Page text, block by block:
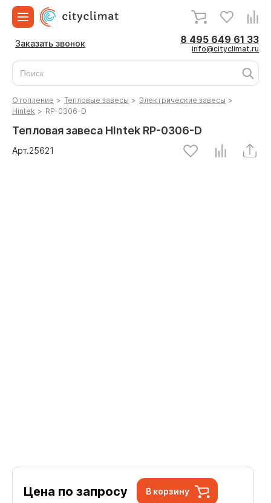
Заказать звонок 8 495 649 61 33
info@cityclimat.ru
Отопление > Тепловые завесы > Электрические завесы >
Hintek > RP-0306-D
Тепловая завеса Hintek RP-0306-D
Арт.25621
Цена по запросу В корзину